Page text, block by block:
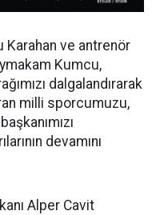
Karahan ve antrenör
Kumcu,
dalgalandırarak
milli sporcumuzu,
devamını
Alper Cavit